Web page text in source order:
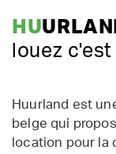
HU
louez
Huurland est
belge qui
location pour la